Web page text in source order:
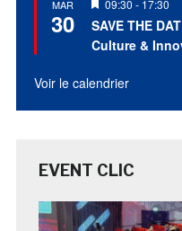
MAR
30
Mis
en
avant
09:30 - 17:30
SAVE THE
Culture &
Voir le calendrier
EVENT CLIC